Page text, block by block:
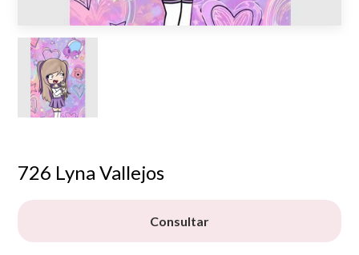
726 Lyna Vallejos
Consultar